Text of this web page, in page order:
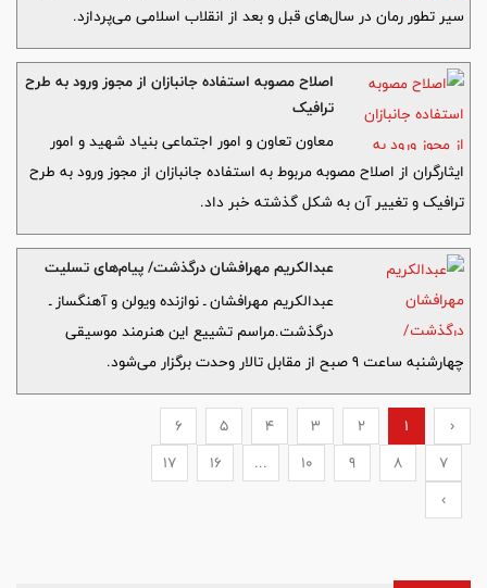
سیر تطور رمان در سال‌های قبل و بعد از انقلاب اسلامی می‌پردازد.
اصلاح مصوبه استفاده جانبازان از مجوز ورود به طرح
ترافیک
معاون تعاون و امور اجتماعی بنیاد شهید و امور
ایثارگران از اصلاح مصوبه مربوط به استفاده جانبازان از مجوز ورود به طرح
ترافیک و تغییر آن به شکل گذشته خبر داد.
عبدالکریم مهرافشان درگذشت/ پیام‌های تسلیت
عبدالکریم مهرافشان ـ نوازنده ویولن و آهنگساز ـ
درگذشت.مراسم تشییع این هنرمند موسیقی
چهارشنبه ساعت 9 صبح از مقابل تالار وحدت برگزار می‌شود.
‹
1
2
3
4
5
6
7
8
9
10
...
16
17
›